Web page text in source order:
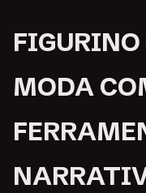
MODA